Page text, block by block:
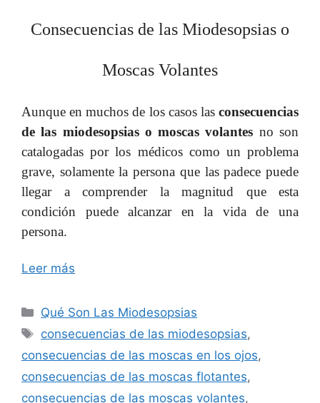
Consecuencias de las Miodesopsias o
Moscas Volantes
Aunque en muchos de los casos las consecuencias
de las miodesopsias o moscas volantes no son
catalogadas por los médicos como un problema
grave, solamente la persona que las padece puede
llegar a comprender la magnitud que esta
condición puede alcanzar en la vida de una
persona.
Leer más
Categorías
Qué Son Las Miodesopsias
Etiquetas
consecuencias de las miodesopsias,
consecuencias de las moscas en los ojos,
consecuencias de las moscas flotantes,
consecuencias de las moscas volantes,